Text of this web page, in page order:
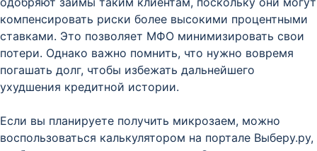
компенсировать риски более высокими процентными
ставками. Это позволяет МФО минимизировать свои
потери. Однако важно помнить, что нужно вовремя
погашать долг, чтобы избежать дальнейшего
ухудшения кредитной истории.
Если вы планируете получить микрозаем, можно
воспользоваться калькулятором на портале Выберу.ру,